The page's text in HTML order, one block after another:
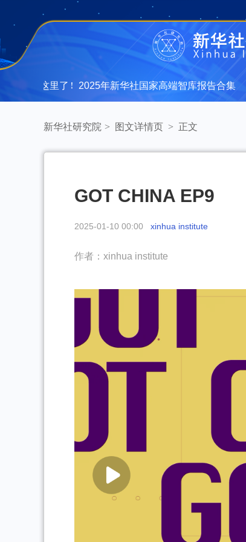
都在这里了！2025年新华社国家高端智库报告合集
新华社研究院 > 图文详情页 > 正文
GOT CHINA EP9
2025-01-10 00:00 xinhua institute
作者：xinhua institute